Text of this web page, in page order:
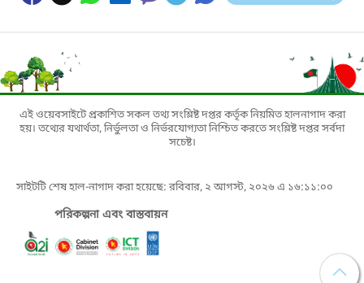
এই ওয়েবসাইটে প্রকাশিত সকল তথ্য সংশ্লিষ্ট দপ্তর কর্তৃক নিয়মিত হালনাগাদ করা
হয়। তথ্যের যথার্থতা, নির্ভুলতা ও নির্ভরযোগ্যতা নিশ্চিত করতে সংশ্লিষ্ট দপ্তর সর্বদা
সচেষ্ট।
সাইটটি শেষ হাল-নাগাদ করা হয়েছে: রবিবার, ২ আগস্ট, ২০২৬ এ ১৬:১১:০০
পরিকল্পনা এবং বাস্তবায়ন